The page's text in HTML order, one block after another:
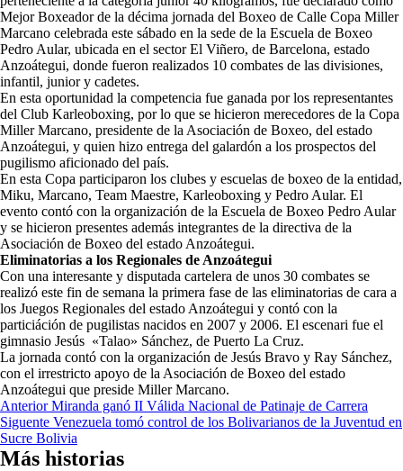
Mejor Boxeador de la décima jornada del Boxeo de Calle Copa Miller
Marcano celebrada este sábado en la sede de la Escuela de Boxeo
Pedro Aular, ubicada en el sector El Viñero, de Barcelona, estado
Anzoátegui, donde fueron realizados 10 combates de las divisiones,
infantil, junior y cadetes.
En esta oportunidad la competencia fue ganada por los representantes
del Club Karleoboxing, por lo que se hicieron merecedores de la Copa
Miller Marcano, presidente de la Asociación de Boxeo, del estado
Anzoátegui, y quien hizo entrega del galardón a los prospectos del
pugilismo aficionado del país.
En esta Copa participaron los clubes y escuelas de boxeo de la entidad,
Miku, Marcano, Team Maestre, Karleoboxing y Pedro Aular. El
evento contó con la organización de la Escuela de Boxeo Pedro Aular
y se hicieron presentes además integrantes de la directiva de la
Asociación de Boxeo del estado Anzoátegui.
Eliminatorias a los Regionales de Anzoátegui
Con una interesante y disputada cartelera de unos 30 combates se
realizó este fin de semana la primera fase de las eliminatorias de cara a
los Juegos Regionales del estado Anzoátegui y contó con la
particiáción de pugilistas nacidos en 2007 y 2006. El escenari fue el
gimnasio Jesús «Talao» Sánchez, de Puerto La Cruz.
La jornada contó con la organización de Jesús Bravo y Ray Sánchez,
con el irrestricto apoyo de la Asociación de Boxeo del estado
Anzoátegui que preside Miller Marcano.
Navegación
de
entradas
AnteriorMiranda ganó II Válida Nacional de Patinaje de Carrera
Siguente Venezuela tomó control de los Bolivarianos de la Juventud en
Sucre Bolivia
Más historias